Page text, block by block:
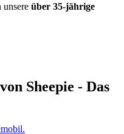
über 35-jährige
Sheepie - Das